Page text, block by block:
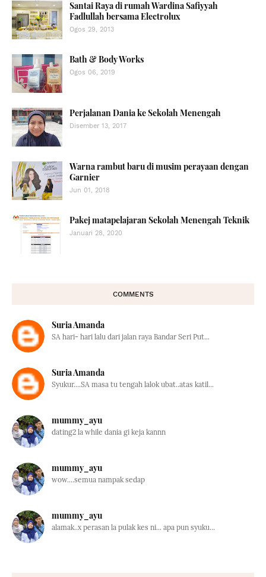
Santai Raya di rumah Wardina Safiyyah
Fadlullah bersama Electrolux
Ogos 29, 2013
Bath & Body Works
Ogos 06, 2019
Perjalanan Dania ke Sekolah Menengah
Disember 13, 2017
Warna rambut baru di musim perayaan dengan
Garnier
Jun 01, 2018
Pakej matapelajaran Sekolah Menengah Teknik
Januari 28, 2020
COMMENTS
Suria Amanda
SA hari- hari lalu dari jalan raya Bandar Seri Put...
Suria Amanda
Syukur....SA masa tu tengah lalok ubat..atas katil...
mummy_ayu
dating2 la while dania gi keja kannn
mummy_ayu
wow....semua nampak sedap
mummy_ayu
alamak..x perasan la pulak kes ni... apa pun syuku...